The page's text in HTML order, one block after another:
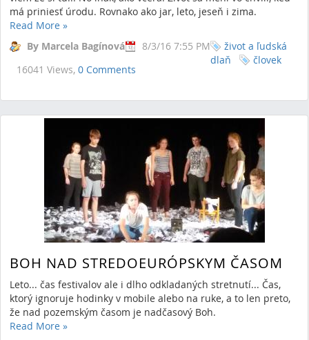
má priniesť úrodu. Rovnako ako jar, leto, jeseň i zima.
Read More »
By Marcela Bagínová
8/3/16 7:55 PM
16041 Views, 0 Comments
život a ľudská
dlaň
človek
BOH NAD STREDOEURÓPSKYM ČASOM
Leto... čas festivalov ale i dlho odkladaných stretnutí... Čas,
ktorý ignoruje hodinky v mobile alebo na ruke, a to len preto,
že nad pozemským časom je nadčasový Boh.
Read More »